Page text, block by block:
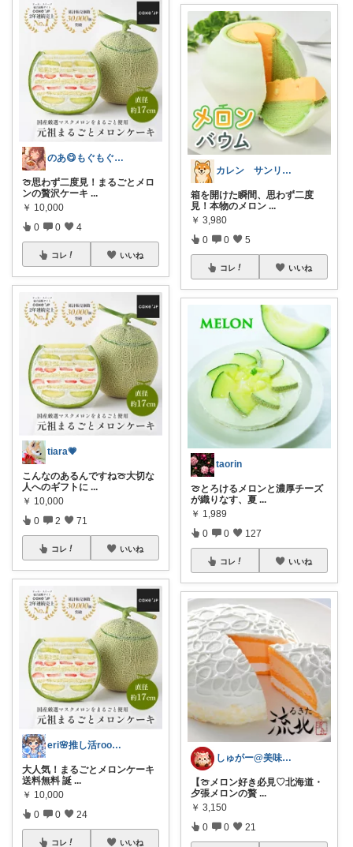
のあ😋もぐもぐ日和
🍈思わず二度見！まるごとメロ
ンの贅沢ケーキ ...
￥ 10,000
0 0 4
コレ いいね
tiara💗
こんなのあるんですね🍈大切な
人へのギフトに ...
￥ 10,000
0 2 71
コレ いいね
eri🌸推し活room🎀
大人気！まるごとメロンケーキ
送料無料 誕 ...
￥ 10,000
0 0 24
コレ いいね
カレン サンリオとディズニーが大好き
箱を開けた瞬間、思わず二度
見！本物のメロン ...
￥ 3,980
0 0 5
コレ いいね
taorin
🍈とろけるメロンと濃厚チーズ
が織りなす、夏 ...
￥ 1,989
0 0 127
コレ いいね
しゅがー@美味しいスイーツや雑貨紹介
【🍈メロン好き必見♡北海道・
夕張メロンの贅 ...
￥ 3,150
0 0 21